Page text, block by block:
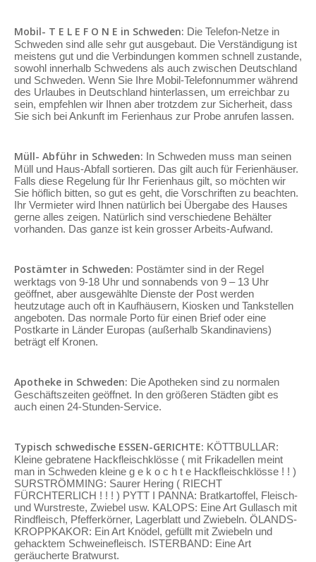
Mobil- T E L E F O N E in Schweden: Die Telefon-Netze in
Schweden sind alle sehr gut ausgebaut. Die Verständigung ist
meistens gut und die Verbindungen kommen schnell zustande,
sowohl innerhalb Schwedens als auch zwischen Deutschland
und Schweden. Wenn Sie Ihre Mobil-Telefonnummer während
des Urlaubes in Deutschland hinterlassen, um erreichbar zu
sein, empfehlen wir Ihnen aber trotzdem zur Sicherheit, dass
Sie sich bei Ankunft im Ferienhaus zur Probe anrufen lassen.
Müll- Abführ in Schweden: In Schweden muss man seinen
Müll und Haus-Abfall sortieren. Das gilt auch für Ferienhäuser.
Falls diese Regelung für Ihr Ferienhaus gilt, so möchten wir
Sie höflich bitten, so gut es geht, die Vorschriften zu beachten.
Ihr Vermieter wird Ihnen natürlich bei Übergabe des Hauses
gerne alles zeigen. Natürlich sind verschiedene Behälter
vorhanden. Das ganze ist kein grosser Arbeits-Aufwand.
Postämter in Schweden: Postämter sind in der Regel
werktags von 9-18 Uhr und sonnabends von 9 – 13 Uhr
geöffnet, aber ausgewählte Dienste der Post werden
heutzutage auch oft in Kaufhäusern, Kiosken und Tankstellen
angeboten. Das normale Porto für einen Brief oder eine
Postkarte in Länder Europas (außerhalb Skandinaviens)
beträgt elf Kronen.
Apotheke in Schweden: Die Apotheken sind zu normalen
Geschäftszeiten geöffnet. In den größeren Städten gibt es
auch einen 24-Stunden-Service.
Typisch schwedische ESSEN-GERICHTE: KÖTTBULLAR:
Kleine gebratene Hackfleischklösse ( mit Frikadellen meint
man in Schweden kleine g e k o c h t e Hackfleischklösse ! ! )
SURSTRÖMMING: Saurer Hering ( RIECHT
FÜRCHTERLICH ! ! ! ) PYTT I PANNA: Bratkartoffel, Fleisch-
und Wurstreste, Zwiebel usw. KALOPS: Eine Art Gullasch mit
Rindfleisch, Pfefferkörner, Lagerblatt und Zwiebeln. ÖLANDS-
KROPPKAKOR: Ein Art Knödel, gefüllt mit Zwiebeln und
gehacktem Schweinefleisch. ISTERBAND: Eine Art
geräucherte Bratwurst.